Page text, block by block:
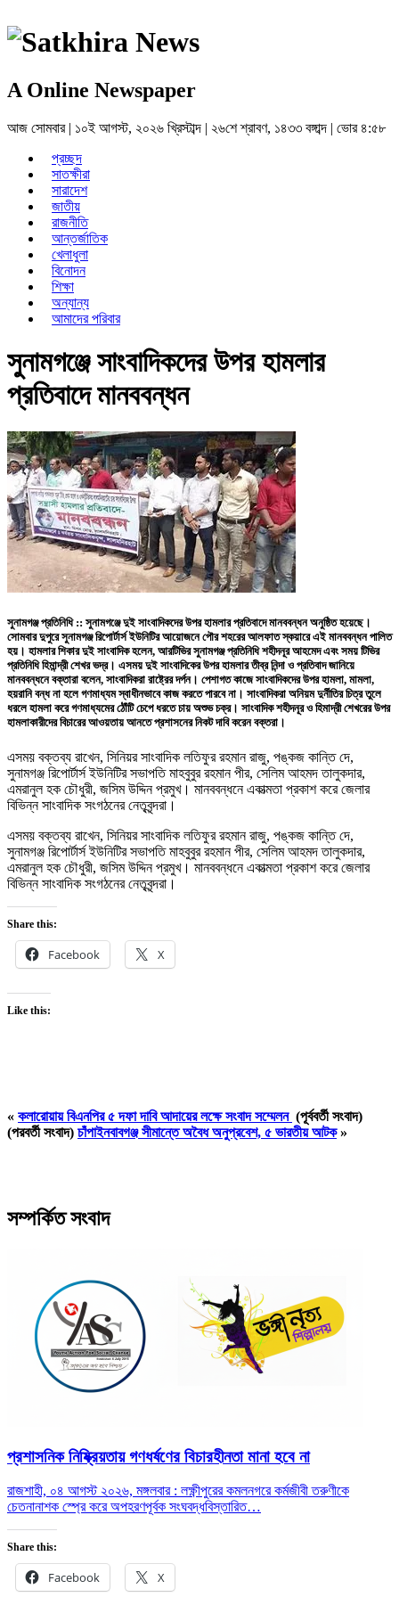
Satkhira News
A Online Newspaper
আজ সোমবার| ১০ই আগস্ট, ২০২৬ খ্রিস্টাব্দ | ২৬শে শ্রাবণ, ১৪৩৩ বঙ্গাব্দ | ভোর ৪:৫৮
প্রচ্ছদ
সাতক্ষীরা
সারাদেশ
জাতীয়
রাজনীতি
আন্তর্জাতিক
খেলাধুলা
বিনোদন
শিক্ষা
অন্যান্য
আমাদের পরিবার
সুনামগঞ্জে সাংবাদিকদের উপর হামলার
প্রতিবাদে মানববন্ধন
সুনামগঞ্জ প্রতিনিধি :: সুনামগঞ্জে দুই সাংবাদিকদের উপর হামলার প্রতিবাদে মানববন্ধন অনুষ্ঠিত হয়েছে।
সোমবার দুপুরে সুনামগঞ্জ রিপোর্টার্স ইউনিটির আয়োজনে পৌর শহরের আলফাত স্কয়ারে এই মানববন্ধন পালিত
হয়। হামলার শিকার দুই সাংবাদিক হলেন, আরটিভির সুনামগঞ্জ প্রতিনিধি শহীদনূর আহমেদ এবং সময় টিভির
প্রতিনিধি হিমান্দ্রী শেখর ভদ্র। এসময় দুই সাংবাদিকের উপর হামলার তীব্র নিন্দা ও প্রতিবাদ জানিয়ে
মানববন্ধনে বক্তারা বলেন, সাংবাদিকরা রাষ্ট্রের দর্পন। পেশাগত কাজে সাংবাদিকদের উপর হামলা, মামলা,
হয়রানি বন্ধ না হলে গণমাধ্যম স্বাধীনভাবে কাজ করতে পারবে না। সাংবাদিকরা অনিয়ম দুর্নীতির চিত্র তুলে
ধরলে হামলা করে গণমাধ্যমের ঠৌঁটি চেপে ধরতে চায় অশুভ চক্র। সাংবাদিক শহীদনূর ও হিমাদ্রী শেখরের উপর
হামলাকারীদের বিচারের আওয়তায় আনতে প্রশাসনের নিকট দাবি করেন বক্তরা।
এসময় বক্তব্য রাখেন, সিনিয়র সাংবাদিক লতিফুর রহমান রাজু, পঙ্কজ কান্তি দে,
সুনামগঞ্জ রিপোর্টার্স ইউনিটির সভাপতি মাহবুবুর রহমান পীর, সেলিম আহমদ তালুকদার,
এমরানুল হক চৌধুরী, জসিম উদ্দিন প্রমুখ। মানববন্ধনে একাত্মতা প্রকাশ করে জেলার
বিভিন্ন সাংবাদিক সংগঠনের নেতৃবৃন্দরা।
এসময় বক্তব্য রাখেন, সিনিয়র সাংবাদিক লতিফুর রহমান রাজু, পঙ্কজ কান্তি দে,
সুনামগঞ্জ রিপোর্টার্স ইউনিটির সভাপতি মাহবুবুর রহমান পীর, সেলিম আহমদ তালুকদার,
এমরানুল হক চৌধুরী, জসিম উদ্দিন প্রমুখ। মানববন্ধনে একাত্মতা প্রকাশ করে জেলার
বিভিন্ন সাংবাদিক সংগঠনের নেতৃবৃন্দরা।
Share this:
Facebook X
Like this:
« কলারোয়ায় বিএনপির ৫ দফা দাবি আদায়ের লক্ষে সংবাদ সম্মেলন (পূর্ববর্তী সংবাদ)
(পরবর্তী সংবাদ) চাঁপাইনবাবগঞ্জ সীমান্তে অবৈধ অনুপ্রবেশ, ৫ ভারতীয় আটক»
সম্পর্কিত সংবাদ
প্রশাসনিক নিষ্ক্রিয়তায় গণধর্ষণের বিচারহীনতা মানা হবে না
রাজশাহী, ০৪ আগস্ট ২০২৬, মঙ্গলবার : লক্ষ্ণীপুরের কমলনগরে কর্মজীবী তরুণীকে
চেতনানাশক স্প্রে করে অপহরণপূর্বক সংঘবদ্ধবিস্তারিত…
Share this:
Facebook X